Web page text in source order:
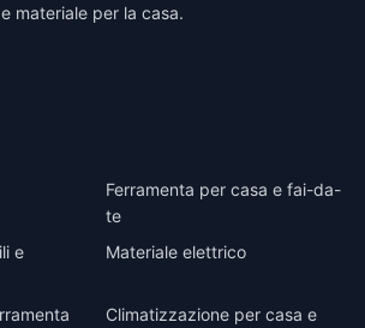
materiale per la casa.
Ferramenta per casa e fai-da-
te
e
Materiale elettrico
Climatizzazione per casa e